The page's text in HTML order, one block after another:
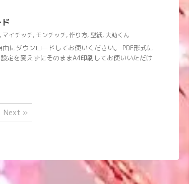
, マイチッチ, モンチッチ,作り方, 型紙, 大助くん
にダウンロードしてお使いください。 PDF形式に
定を変えずにそのままA4印刷してお使いいただけ
Next »